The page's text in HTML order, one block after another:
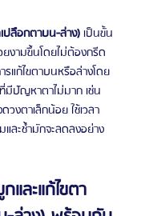
ปลือกตาบน-ล่าง) เป็นขั้น
งามขึ้นโดยไม่ต้องกรีด
แก้ไขตาบนหรือล่างโดย
ปัญหาตาไม่มาก เช่น
งตาเล็กน้อย ใช้เวลา
ละช้ำมักจะลดลงอย่าง
ละแก้ไขตา